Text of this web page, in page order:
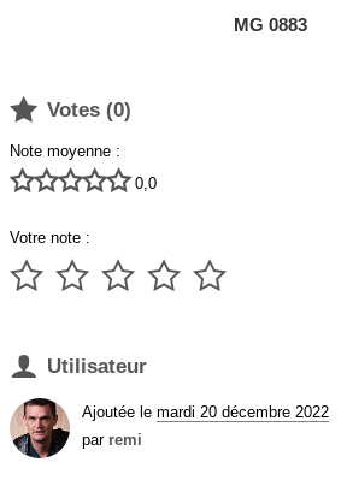
MG 0883
 Votes (0)
Note moyenne :
 0,0
Votre note :
    
 Utilisateur
Ajoutée le mardi 20 décembre 2022
par remi